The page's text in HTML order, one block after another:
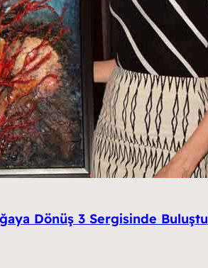
Dönüş 3 Sergisinde Buluştu